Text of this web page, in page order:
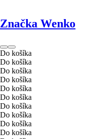
Značka Wenko
Do košíka
Do košíka
Do košíka
Do košíka
Do košíka
Do košíka
Do košíka
Do košíka
Do košíka
Do košíka